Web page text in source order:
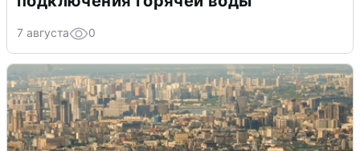
7 августа 0